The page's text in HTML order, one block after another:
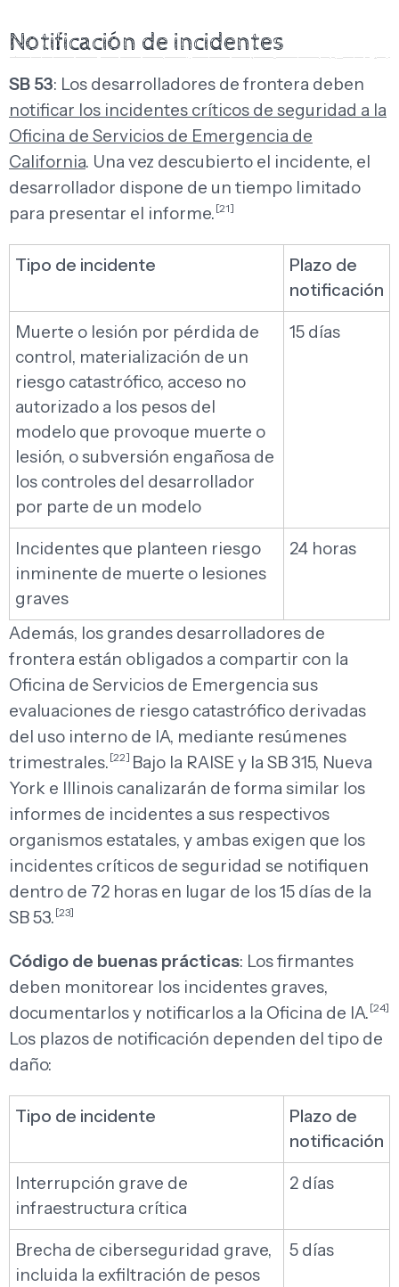
Notificación de incidentes
SB 53: Los desarrolladores de frontera deben
notificar los incidentes críticos de seguridad a la
Oficina de Servicios de Emergencia de
California. Una vez descubierto el incidente, el
desarrollador dispone de un tiempo limitado
para presentar el informe. [21]
Tipo de incidente
Plazo de
notificación
Muerte o lesión por pérdida de
control, materialización de un
riesgo catastrófico, acceso no
autorizado a los pesos del
modelo que provoque muerte o
lesión, o subversión engañosa de
los controles del desarrollador
por parte de un modelo
15 días
Incidentes que planteen riesgo
inminente de muerte o lesiones
graves
24 horas
Además, los grandes desarrolladores de
frontera están obligados a compartir con la
Oficina de Servicios de Emergencia sus
evaluaciones de riesgo catastrófico derivadas
del uso interno de IA, mediante resúmenes
trimestrales. [22] Bajo la RAISE y la SB 315, Nueva
York e Illinois canalizarán de forma similar los
informes de incidentes a sus respectivos
organismos estatales, y ambas exigen que los
incidentes críticos de seguridad se notifiquen
dentro de 72 horas en lugar de los 15 días de la
SB 53. [23]
Código de buenas prácticas: Los firmantes
deben monitorear los incidentes graves,
documentarlos y notificarlos a la Oficina de IA. [24]
Los plazos de notificación dependen del tipo de
daño:
Tipo de incidente
Plazo de
notificación
Interrupción grave de
infraestructura crítica
2 días
Brecha de ciberseguridad grave,
incluida la exfiltración de pesos
5 días